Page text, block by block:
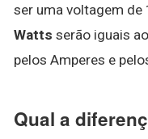
ser uma voltagem de
Watts serão iguais
pelos Amperes e
Qual a